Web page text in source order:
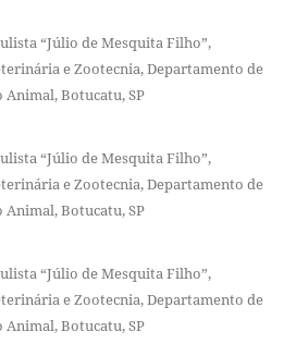
“Júlio de Mesquita Filho”,
e Zootecnia, Departamento de
Botucatu, SP
“Júlio de Mesquita Filho”,
e Zootecnia, Departamento de
Botucatu, SP
“Júlio de Mesquita Filho”,
e Zootecnia, Departamento de
Botucatu, SP